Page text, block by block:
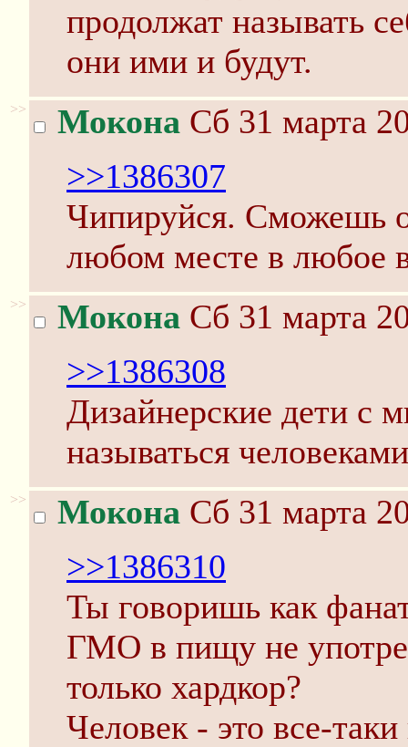
продолжат называть
они ими и будут.
>> Мокона Сб 31 марта
>>1386307
Чипируйся. Сможешь
любом месте в любое
>> Мокона Сб 31 марта
>>1386308
Дизайнерские дети с
называться
>> Мокона Сб 31 марта
>>1386310
Ты говоришь как
ГМО в пищу не
только хардкор?
Человек - это все-